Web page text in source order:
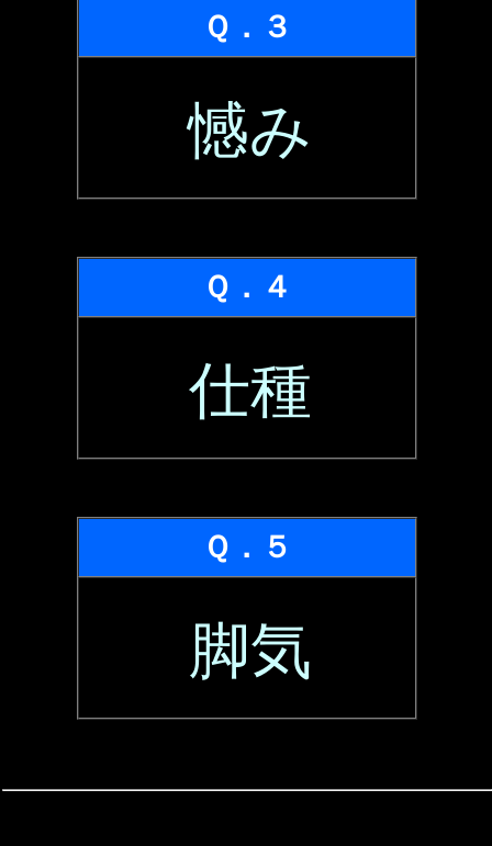
Ｑ．３
憾み
Ｑ．４
仕種
Ｑ．５
脚気